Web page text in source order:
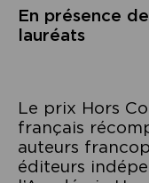
En présence
lauréats
Le prix Hors
français
auteurs
éditeurs